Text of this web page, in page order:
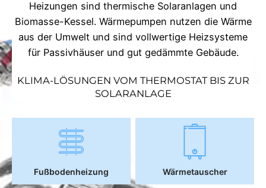
Heizungen sind thermische Solaranlagen und
Biomasse-Kessel. Wärmepumpen nutzen die Wärme
aus der Umwelt und sind vollwertige Heizsysteme
für Passivhäuser und gut gedämmte Gebäude.
KLIMA-LÖSUNGEN VOM THERMOSTAT BIS ZUR
SOLARANLAGE
Fußbodenheizung Wärmetauscher